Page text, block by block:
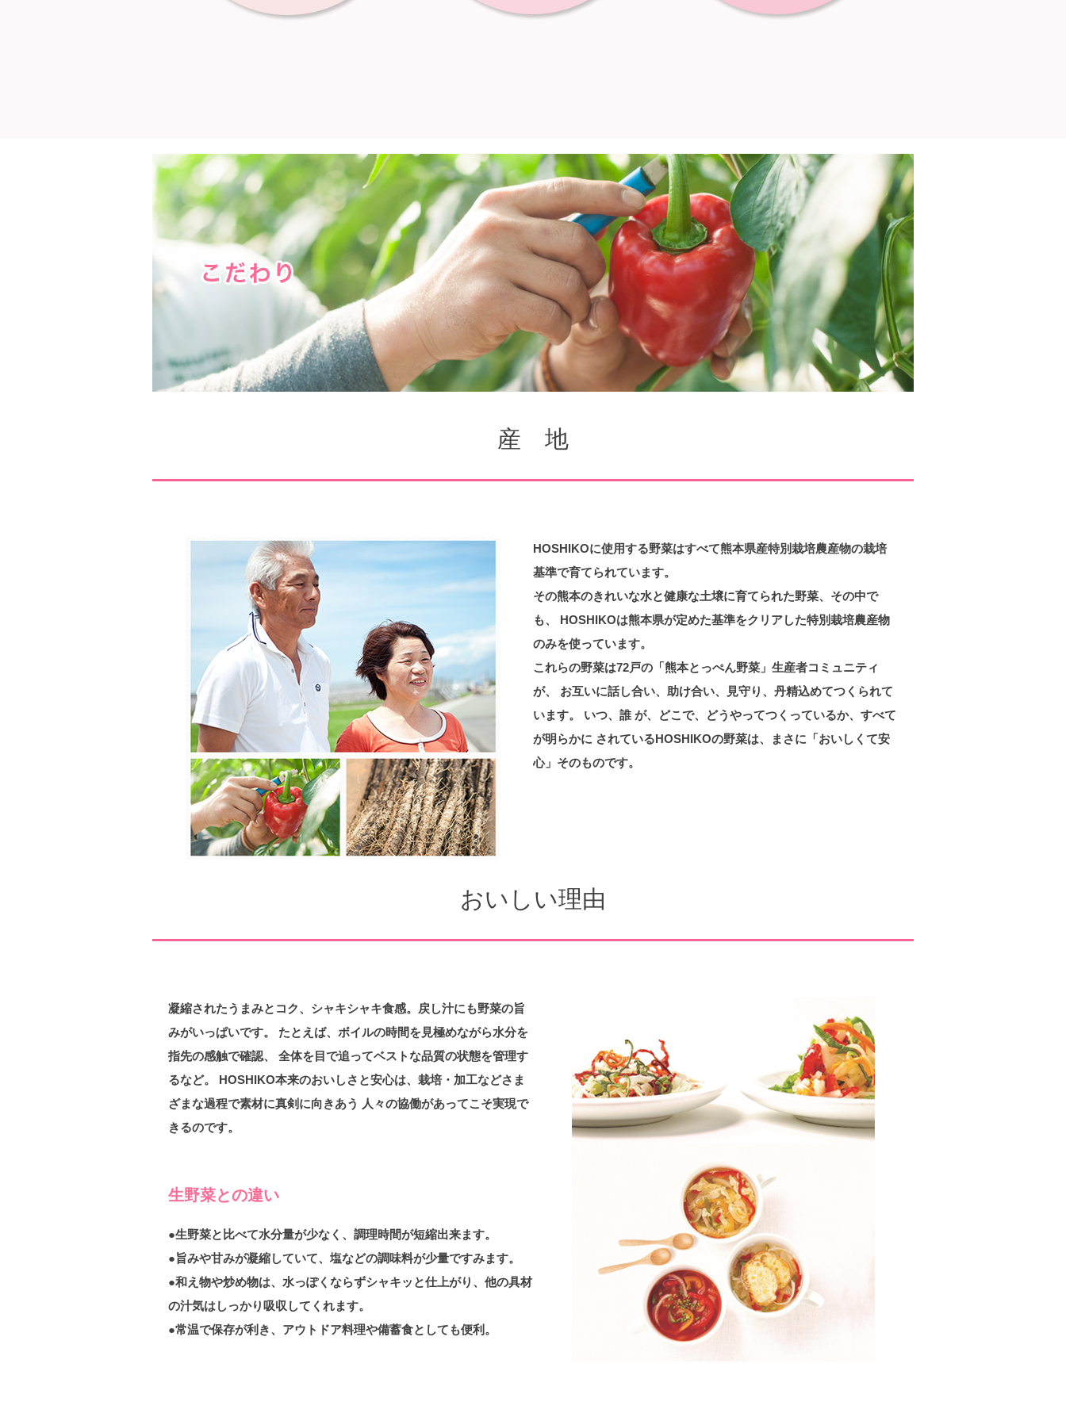
産 地
HOSHIKOに使用する野菜はすべて熊本県産 特別栽培農産物の栽培
基準で育てられています。
その熊本のきれいな水と健康な土壌に育てられた野菜、その中で
も、 HOSHIKOは熊本県が定めた基準をクリアした特別栽培農産物
のみを使っています。
これらの野菜は72戸の「熊本とっぺん野菜」生産者コミュニティ
が、 お互いに話し合い、助け合い、見守り、丹精込めてつくられて
います。 いつ、誰 が、どこで、どうやってつくっているか、すべて
が明らかに されているHOSHIKOの野菜は、まさに「おいしくて安
心」そのものです。
おいしい理由
凝縮されたうまみとコク、シャキシャキ食感。 戻し汁にも野菜の旨
みがいっぱいです。 たとえば、ボイルの時間を見極めながら水分を
指先の感触で確認、 全体を目で追ってベストな品質の状態を管理す
るなど。 HOSHIKO本来のおいしさと安心は、栽培・加工などさま
ざまな過程で素材に真剣に向きあう 人々の協働があってこそ実現で
きるのです。
生野菜との違い
●生野菜と比べて水分量が少なく、調理時間が短縮出来ます。
●旨みや甘みが凝縮していて、塩などの調味料が少量ですみます。
●和え物や炒め物は、水っぽくならずシャキッと仕上がり、他の具材
の汁気はしっかり吸収してくれます。
●常温で保存が利き、アウトドア料理や備蓄食としても便利。